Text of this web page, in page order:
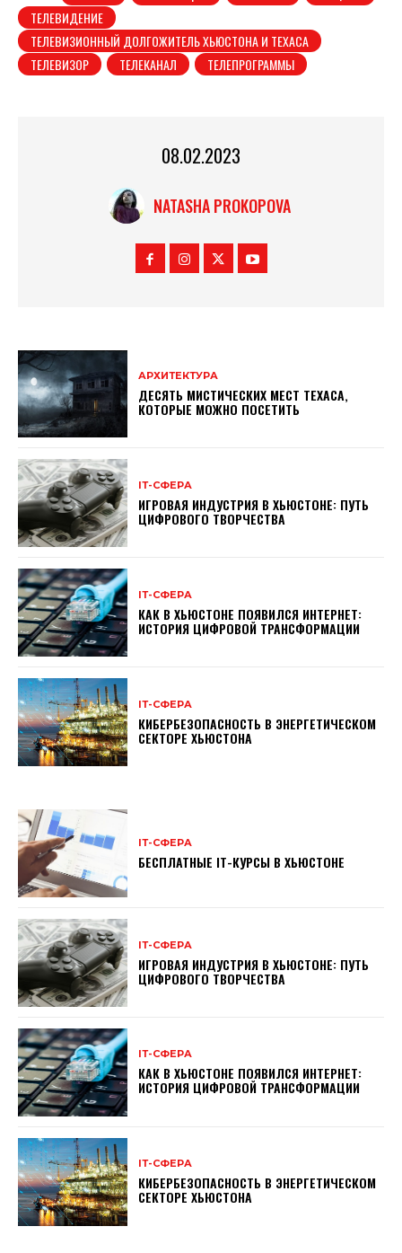
ТЕЛЕВИДЕНИЕ
ТЕЛЕВИЗИОННЫЙ ДОЛГОЖИТЕЛЬ ХЬЮСТОНА И ТЕХАСА
ТЕЛЕВИЗОР
ТЕЛЕКАНАЛ ТЕЛЕПРОГРАММЫ
08.02.2023
NATASHA PROKOPOVA
АРХИТЕКТУРА
ДЕСЯТЬ МИСТИЧЕСКИХ МЕСТ ТЕХАСА,
КОТОРЫЕ МОЖНО ПОСЕТИТЬ
ІТ-СФЕРА
ИГРОВАЯ ИНДУСТРИЯ В ХЬЮСТОНЕ: ПУТЬ
ЦИФРОВОГО ТВОРЧЕСТВА
ІТ-СФЕРА
КАК В ХЬЮСТОНЕ ПОЯВИЛСЯ ИНТЕРНЕТ:
ИСТОРИЯ ЦИФРОВОЙ ТРАНСФОРМАЦИИ
ІТ-СФЕРА
КИБЕРБЕЗОПАСНОСТЬ В ЭНЕРГЕТИЧЕСКОМ
СЕКТОРЕ ХЬЮСТОНА
ІТ-СФЕРА
БЕСПЛАТНЫЕ ІТ-КУРСЫ В ХЬЮСТОНЕ
ІТ-СФЕРА
ИГРОВАЯ ИНДУСТРИЯ В ХЬЮСТОНЕ: ПУТЬ
ЦИФРОВОГО ТВОРЧЕСТВА
ІТ-СФЕРА
КАК В ХЬЮСТОНЕ ПОЯВИЛСЯ ИНТЕРНЕТ:
ИСТОРИЯ ЦИФРОВОЙ ТРАНСФОРМАЦИИ
ІТ-СФЕРА
КИБЕРБЕЗОПАСНОСТЬ В ЭНЕРГЕТИЧЕСКОМ
СЕКТОРЕ ХЬЮСТОНА